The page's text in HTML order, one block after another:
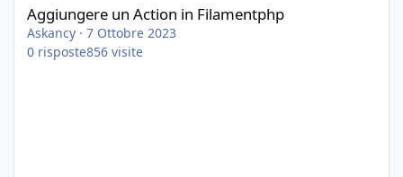
Aggiungere un Action in Filamentphp
Askancy · 7 Ottobre 2023
0 risposte856 visite